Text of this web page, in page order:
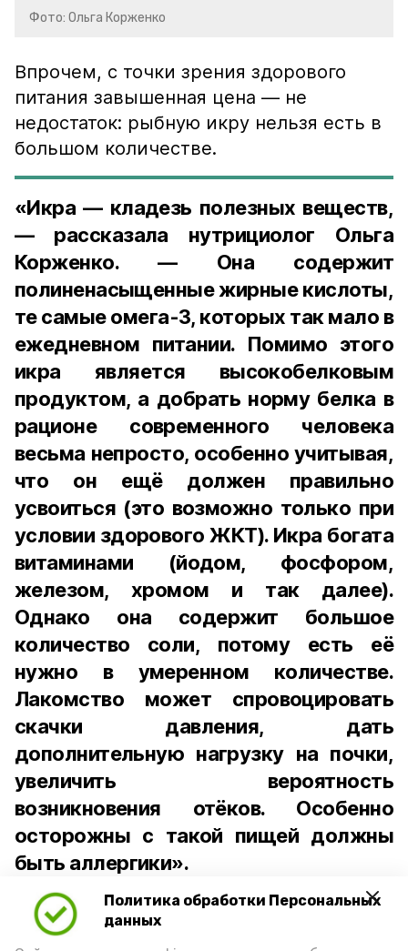
Политика обработки Персональных
данных
Фото: Ольга Корженко
Впрочем, с точки зрения здорового
питания завышенная цена — не
недостаток: рыбную икру нельзя есть в
большом количестве.
«Икра — кладезь полезных веществ,
— рассказала нутрициолог Ольга
Корженко. — Она содержит
полиненасыщенные жирные кислоты,
те самые омега-3, которых так мало в
ежедневном питании. Помимо этого
икра является высокобелковым
продуктом, а добрать норму белка в
рационе современного человека
весьма непросто, особенно учитывая,
что он ещё должен правильно
усвоиться (это возможно только при
условии здорового ЖКТ). Икра богата
витаминами (йодом, фосфором,
железом, хромом и так далее).
Однако она содержит большое
количество соли, потому есть её
нужно в умеренном количестве.
Лакомство может спровоцировать
скачки давления, дать
дополнительную нагрузку на почки,
увеличить вероятность
возникновения отёков. Особенно
осторожны с такой пищей должны
быть аллергики».
Для взрослого человека безопасной
порцией икры считается 30-50 граммов